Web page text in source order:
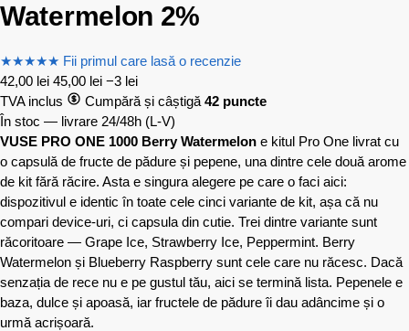
Watermelon 2%
★★★★★ Fii primul care lasă o recenzie
42,00 lei 45,00 lei −3 lei
TVA inclus
Cumpără și câștigă 42 puncte
În stoc — livrare 24/48h (L-V)
VUSE PRO ONE 1000 Berry Watermelon e kitul Pro One livrat cu
o capsulă de fructe de pădure și pepene, una dintre cele două arome
de kit fără răcire. Asta e singura alegere pe care o faci aici:
dispozitivul e identic în toate cele cinci variante de kit, așa că nu
compari device-uri, ci capsula din cutie. Trei dintre variante sunt
răcoritoare — Grape Ice, Strawberry Ice, Peppermint. Berry
Watermelon și Blueberry Raspberry sunt cele care nu răcesc. Dacă
senzația de rece nu e pe gustul tău, aici se termină lista. Pepenele e
baza, dulce și apoasă, iar fructele de pădure îi dau adâncime și o
urmă acrișoară.